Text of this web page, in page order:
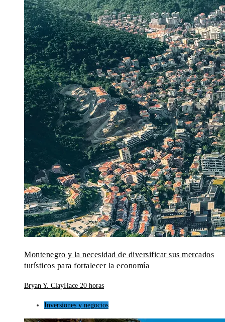
Montenegro y la necesidad de diversificar sus mercados
turísticos para fortalecer la economía
Bryan Y. ClayHace 20 horas
Inversiones y negocios